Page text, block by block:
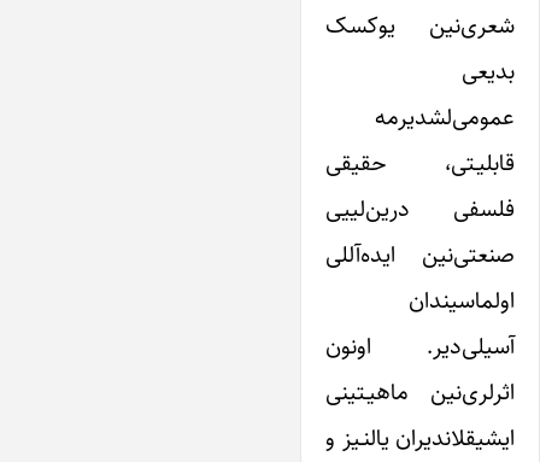
شعری‌نین یوکسک
بدیعی
عمومی‌لشدیرمه
قابلیـتی، حقیقی
فلسفی درین‌لییی
صنعتی‌نین ایده‌آللی
اولماسیندان
آسیلی‌دیر. اونون
اثرلری‌نین ماهیـتینی
ایشیقلاندیران یالنـیز و